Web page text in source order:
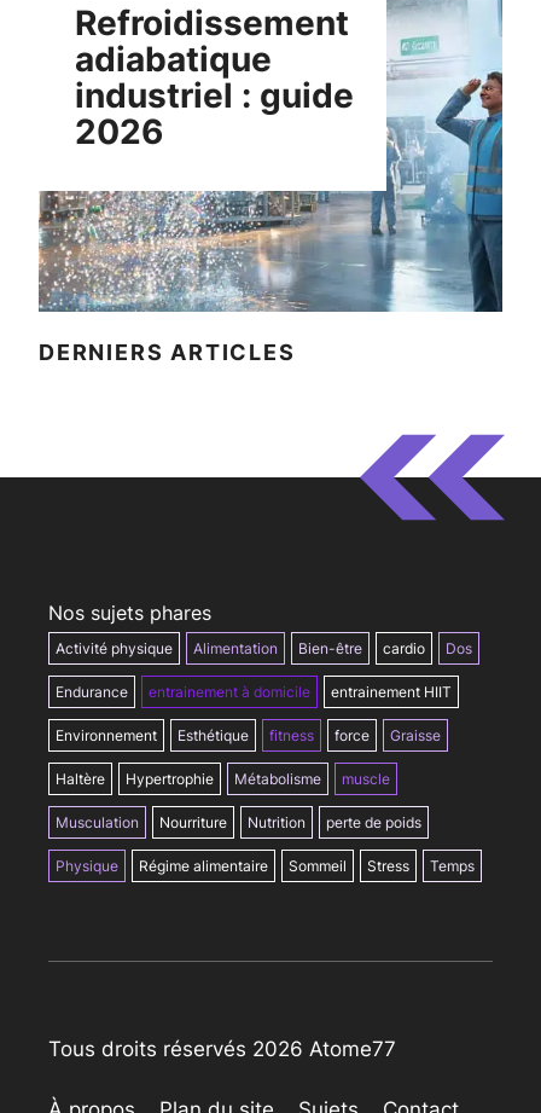
Refroidissement
adiabatique
industriel : guide
2026
DERNIERS ARTICLES
Nos sujets phares
Activité physique Alimentation Bien-être cardio Dos
Endurance entrainement à domicile entrainement HIIT
Environnement Esthétique fitness force Graisse
Haltère Hypertrophie Métabolisme muscle
Musculation Nourriture Nutrition perte de poids
Physique Régime alimentaire Sommeil Stress Temps
Tous droits réservés 2026 Atome77